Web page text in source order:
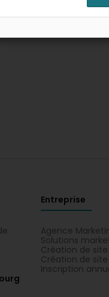
Entreprise
Agence
Solutions
Création de
Création de
Inscription